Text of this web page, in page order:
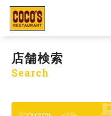
店舗検索
Search